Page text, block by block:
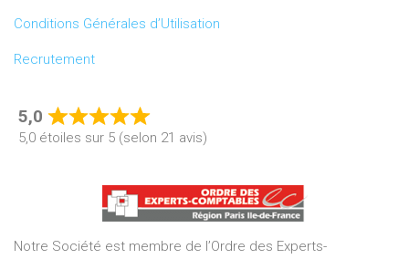
Conditions Générales d’Utilisation
Recrutement
5,0
Rated
of
5
5,0 étoiles sur 5 (selon 21 avis)
Notre Société est membre de l’Ordre des Experts-